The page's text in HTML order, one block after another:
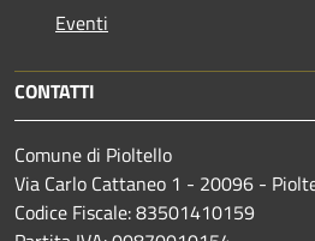
Eventi
CONTATTI
Comune di Pioltello
Via Carlo Cattaneo 1 - 20096 -
Codice Fiscale: 83501410159